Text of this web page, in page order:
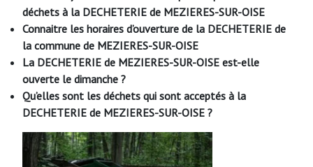
déchets à la DECHETERIE de MEZIERES-SUR-OISE
Connaitre les horaires d’ouverture de la DECHETERIE de
la commune de MEZIERES-SUR-OISE
La DECHETERIE de MEZIERES-SUR-OISE est-elle
ouverte le dimanche ?
Qu’elles sont les déchets qui sont acceptés à la
DECHETERIE de MEZIERES-SUR-OISE ?